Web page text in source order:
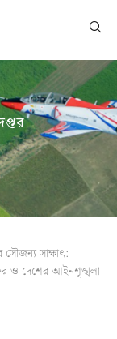
সৌজন্য সাক্ষাৎ:
সফর ও দেশের আইনশৃঙ্খলা